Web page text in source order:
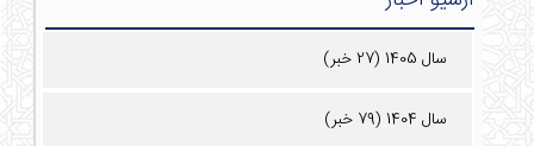
سال 1405 (27 خبر)
سال 1404 (79 خبر)